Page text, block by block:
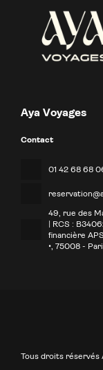
Aya Voyages
Contact
01 42 68 68
49, rue des
| RCS :
financière
• , 75008 -
Tous droits réservés